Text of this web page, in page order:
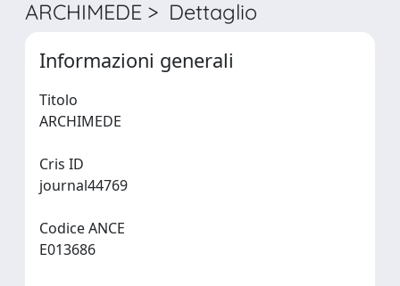
ARCHIMEDE > Dettaglio
Informazioni generali
Titolo
Cris ID
Codice ANCE